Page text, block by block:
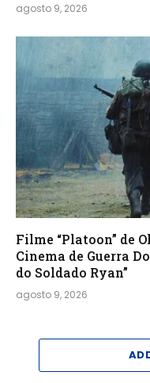
agosto 9, 2026
Filme “Platoon” de
Cinema de Guerra
do Soldado Ryan”
agosto 9, 2026